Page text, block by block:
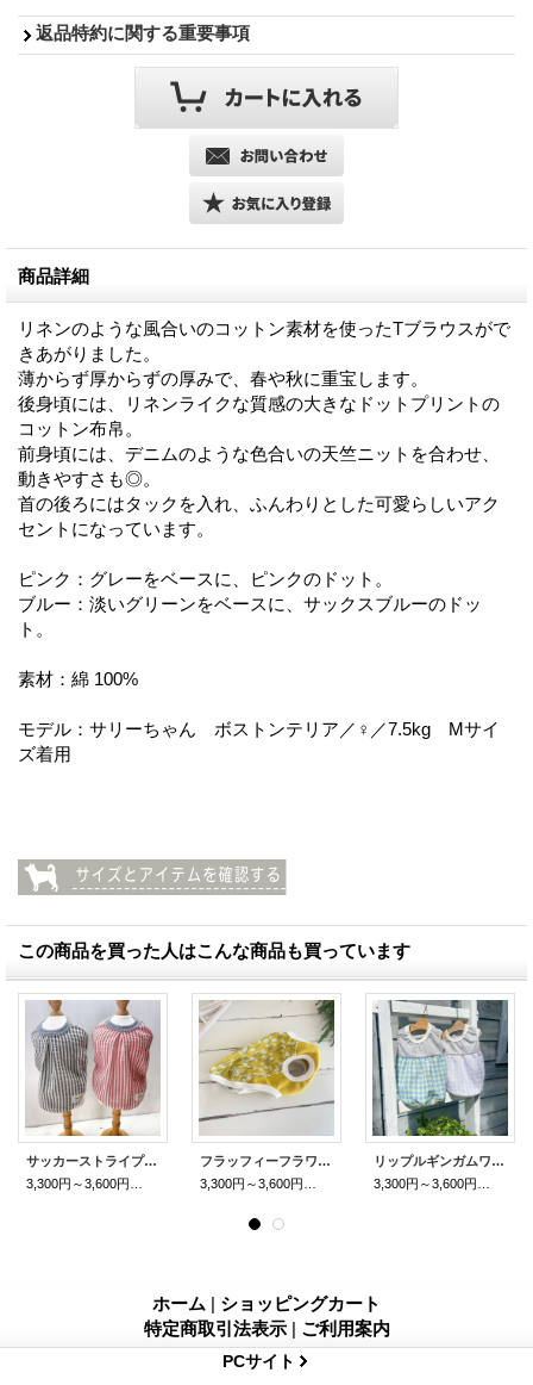
返品特約に関する重要事項
商品詳細
リネンのような風合いのコットン素材を使ったTブラウスがで
きあがりました。
薄からず厚からずの厚みで、春や秋に重宝します。
後身頃には、リネンライクな質感の大きなドットプリントの
コットン布帛。
前身頃には、デニムのような色合いの天竺ニットを合わせ、
動きやすさも◎。
首の後ろにはタックを入れ、ふんわりとした可愛らしいアク
セントになっています。
ピンク：グレーをベースに、ピンクのドット。
ブルー：淡いグリーンをベースに、サックスブルーのドッ
ト。
素材：綿 100%
モデル：サリーちゃん ボストンテリア／♀／7.5kg Mサイ
ズ着用
この商品を買った人はこんな商品も買っています
サッカーストライプTブラウス
フラッフィーフラワージャガードT
リップルギンガムワンピ
ホーム | ショッピングカート
特定商取引法表示 | ご利用案内
PCサイト